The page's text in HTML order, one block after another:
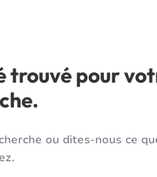
trouvé pour
ou dites-nous ce